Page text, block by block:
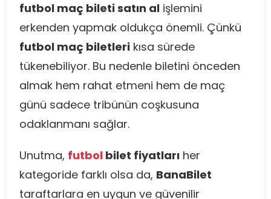
futbol maç bileti satın al işlemini
erkenden yapmak oldukça önemli. Çünkü
futbol maç biletleri kısa sürede
tükenebiliyor. Bu nedenle biletini önceden
almak hem rahat etmeni hem de maç
günü sadece tribünün coşkusuna
odaklanmanı sağlar.
Unutma, futbol bilet fiyatları her
kategoride farklı olsa da, BanaBilet
taraftarlara en uygun ve güvenilir